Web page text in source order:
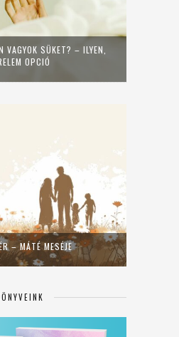
VAGYOK SÜKET? – ILYEN,
OPCIÓ
– MÁTÉ MESÉJE